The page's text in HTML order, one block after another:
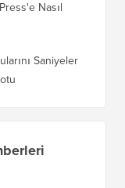
Nasıl
Saniyeler